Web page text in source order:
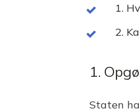
1.
2.
1.
Staten